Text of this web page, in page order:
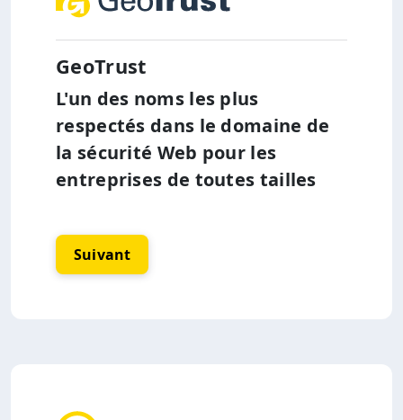
GeoTrust
L'un des noms les plus
respectés dans le domaine de
la sécurité Web pour les
entreprises de toutes tailles
Suivant